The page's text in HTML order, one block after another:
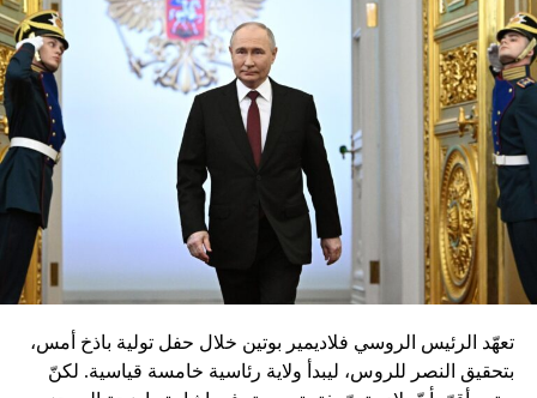
تعهّد الرئيس الروسي فلاديمير بوتين خلال حفل تولية باذخ أمس،
بتحقيق النصر للروس، ليبدأ ولاية رئاسية خامسة قياسية. لكنّ